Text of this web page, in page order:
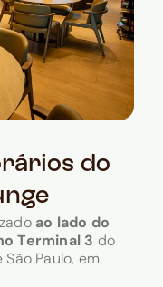
do
ao lado do
Terminal 3 do
Paulo, em